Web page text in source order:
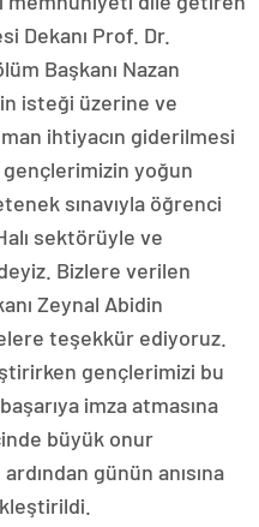
Dekanı Prof. Dr.
Başkanı Nazan
isteği üzerine ve
ihtiyacın giderilmesi
yoğun
sınavıyla öğrenci
sektörüyle ve
Bizlere verilen
Zeynal Abidin
teşekkür ediyoruz.
gençlerimizi bu
imza atmasına
büyük onur
günün anısına